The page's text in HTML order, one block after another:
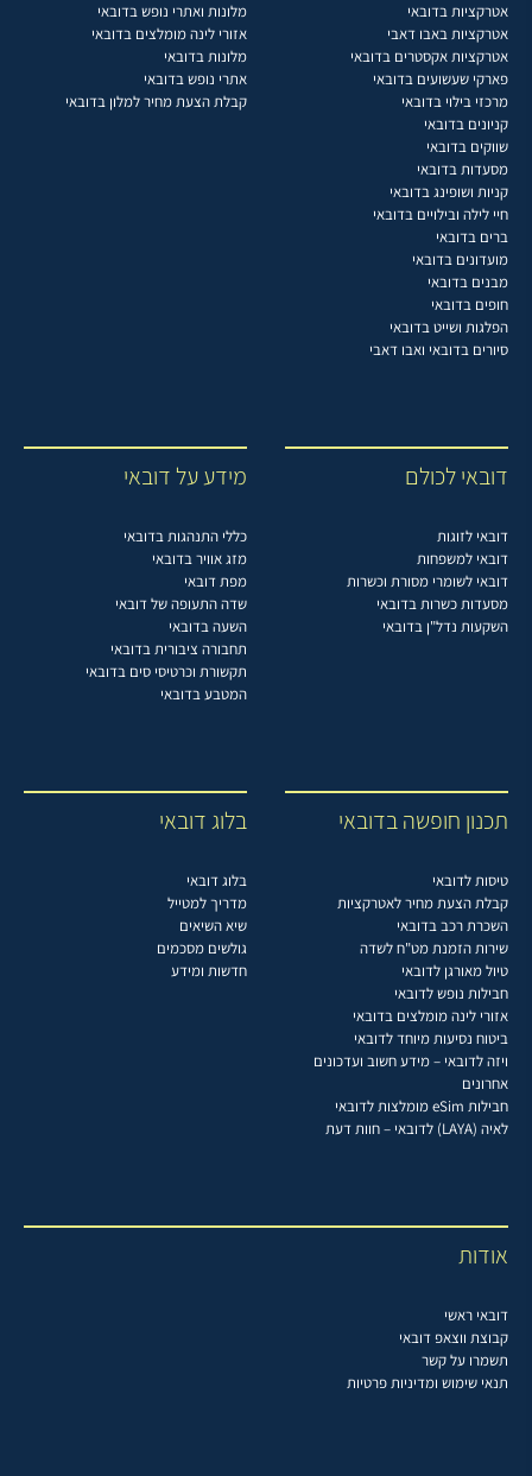
אטרקציות בדובאי
אטרקציות באבו דאבי
אטרקציות אקסטרים בדובאי
פארקי שעשועים בדובאי
מרכזי בילוי בדובאי
קניונים בדובאי
שווקים בדובאי
מסעדות בדובאי
קניות ושופינג בדובאי
חיי לילה ובילויים בדובאי
ברים בדובאי
מועדונים בדובאי
מבנים בדובאי
חופים בדובאי
הפלגות ושייט בדובאי
סיורים בדובאי ואבו דאבי
מלונות ואתרי נופש בדובאי
אזורי לינה מומלצים בדובאי
מלונות בדובאי
אתרי נופש בדובאי
קבלת הצעת מחיר למלון בדובאי
דובאי לכולם
דובאי לזוגות
דובאי למשפחות
דובאי לשומרי מסורת וכשרות
מסעדות כשרות בדובאי
השקעות נדל"ן בדובאי
מידע על דובאי
כללי התנהגות בדובאי
מזג אוויר בדובאי
מפת דובאי
שדה התעופה של דובאי
השעה בדובאי
תחבורה ציבורית בדובאי
תקשורת וכרטיסי סים בדובאי
המטבע בדובאי
תכנון חופשה בדובאי
טיסות לדובאי
קבלת הצעת מחיר לאטרקציות
השכרת רכב בדובאי
שירות הזמנת מט"ח לשדה
טיול מאורגן לדובאי
חבילות נופש לדובאי
אזורי לינה מומלצים בדובאי
ביטוח נסיעות מיוחד לדובאי
ויזה לדובאי – מידע חשוב ועדכונים
אחרונים
חבילות eSim מומלצות לדובאי
לאיה (LAYA) לדובאי – חוות דעת
בלוג דובאי
בלוג דובאי
מדריך למטייל
שיא השיאים
גולשים מסכמים
חדשות ומידע
אודות
דובאי ראשי
קבוצת ווצאפ דובאי
תשמרו על קשר
תנאי שימוש ומדיניות פרטיות